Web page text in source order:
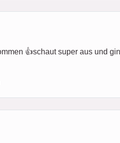
👍schaut super aus und